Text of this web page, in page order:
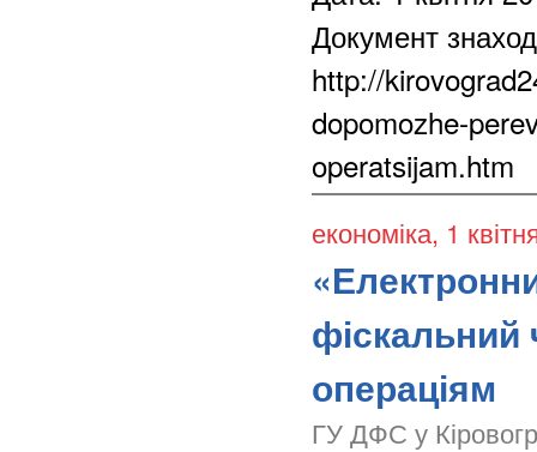
Документ
http://
dopomozhe-
operatsijam.htm
економіка, 1
фіскальний
операціям
ГУ ДФС у